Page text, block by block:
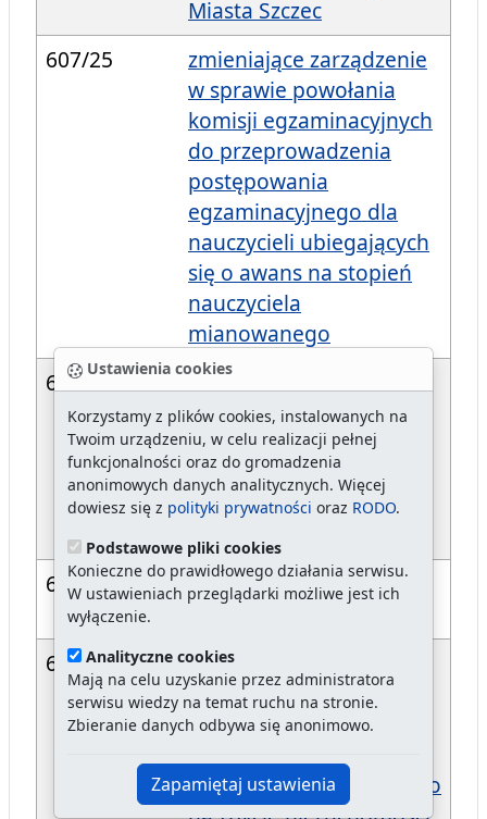
Ustawienia cookies
Korzystamy z plików cookies, instalowanych na
Twoim urządzeniu, w celu realizacji pełnej
funkcjonalności oraz do gromadzenia
anonimowych danych analitycznych. Więcej
dowiesz się z polityki prywatności oraz RODO.
Podstawowe pliki cookies
Konieczne do prawidłowego działania serwisu.
W ustawieniach przeglądarki możliwe jest ich
wyłączenie.
Analityczne cookies
Mają na celu uzyskanie przez administratora
serwisu wiedzy na temat ruchu na stronie.
Zbieranie danych odbywa się anonimowo.
Zapamiętaj ustawienia
Miasta Szczec
607/25
zmieniające zarządzenie
w sprawie powołania
komisji egzaminacyjnych
do przeprowadzenia
postępowania
egzaminacyjnego dla
nauczycieli ubiegających
się o awans na stopień
nauczyciela
mianowanego
606/25
zmieniające zarządzenie
w sprawie powołania
Miejskiej Komisji
Urbanistyczno -
Architektonicznej oraz
ustalenia jej regulaminu
605/25
w sprawie dnia wolnego
604/25
powołanie Komisji
Przetargowej do
przeprowadzenia
ustnego nieogranicznego